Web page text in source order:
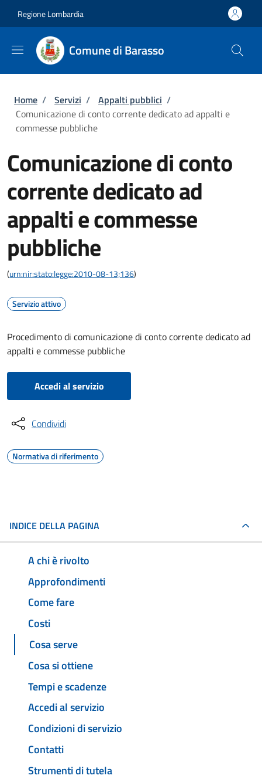
Regione Lombardia
Comune di Barasso
Briciole di pane
Home / Servizi / Appalti pubblici /
Comunicazione di conto corrente dedicato ad appalti e
commesse pubbliche
Comunicazione di conto
corrente dedicato ad
appalti e commesse
pubbliche
(urn:nir:stato:legge:2010-08-13;136)
Servizio attivo
Procedimento di comunicazione di conto corrente dedicato ad
appalti e commesse pubbliche
Accedi al servizio
Condividi
Normativa di riferimento
INDICE DELLA PAGINA
A chi è rivolto
Approfondimenti
Come fare
Costi
Cosa serve
Cosa si ottiene
Tempi e scadenze
Accedi al servizio
Condizioni di servizio
Contatti
Strumenti di tutela